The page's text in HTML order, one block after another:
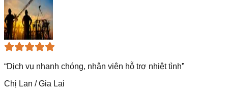
“Dịch vụ nhanh chóng, nhân viên hỗ trợ nhiệt tình”
Chị Lan /Gia Lai